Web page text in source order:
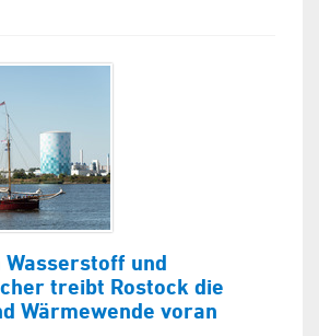
und
treibt Rostock die
Wärmewende voran